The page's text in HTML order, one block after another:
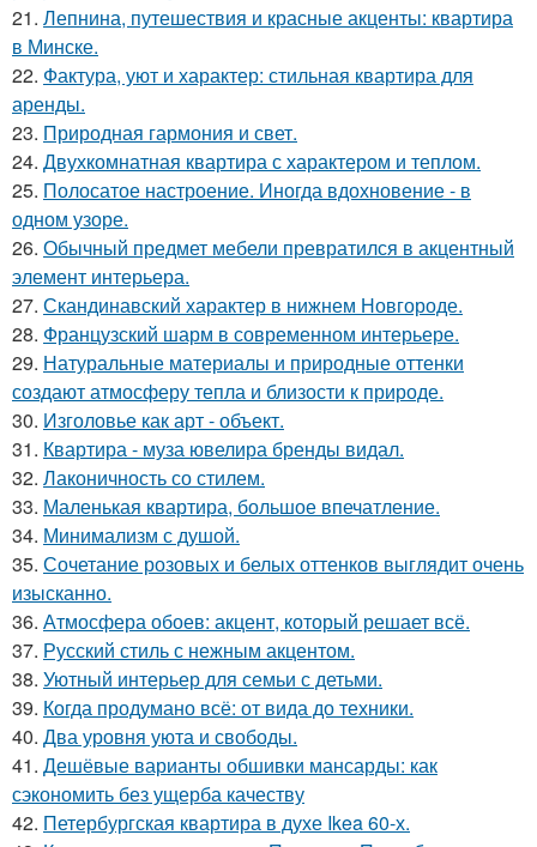
21. Лепнина, путешествия и красные акценты: квартира
в Минске.
22. Фактура, уют и характер: стильная квартира для
аренды.
23. Природная гармония и свет.
24. Двухкомнатная квартира с характером и теплом.
25. Полосатое настроение. Иногда вдохновение - в
одном узоре.
26. Обычный предмет мебели превратился в акцентный
элемент интерьера.
27. Скандинавский характер в нижнем Новгороде.
28. Французский шарм в современном интерьере.
29. Натуральные материалы и природные оттенки
создают атмосферу тепла и близости к природе.
30. Изголовье как арт - объект.
31. Квартира - муза ювелира бренды видал.
32. Лаконичность со стилем.
33. Маленькая квартира, большое впечатление.
34. Минимализм с душой.
35. Сочетание розовых и белых оттенков выглядит очень
изысканно.
36. Атмосфера обоев: акцент, который решает всё.
37. Русский стиль с нежным акцентом.
38. Уютный интерьер для семьи с детьми.
39. Когда продумано всё: от вида до техники.
40. Два уровня уюта и свободы.
41. Дешёвые варианты обшивки мансарды: как
сэкономить без ущерба качеству
42. Петербургская квартира в духе Ikea 60-х.